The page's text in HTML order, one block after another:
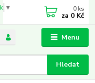
▼
Menu
Hledat
0 ks
za 0 Kč